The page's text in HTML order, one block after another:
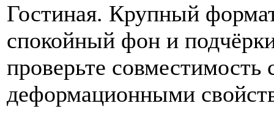
Гостиная. Крупный
спокойный фон и
проверьте совместимость
деформационными